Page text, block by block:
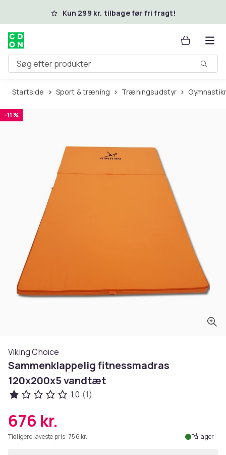
Spring til hovedindhold
Kun 299 kr. tilbage før fri fragt!
Søg efter produkter
Startside Sport & træning Træningsudstyr
-11 %
Viking Choice
Sammenklappelig fitnessmadras
120x200x5 vandtæt
1,0 (1)
676 kr.
Tidligere laveste pris: 756 kr. På lager